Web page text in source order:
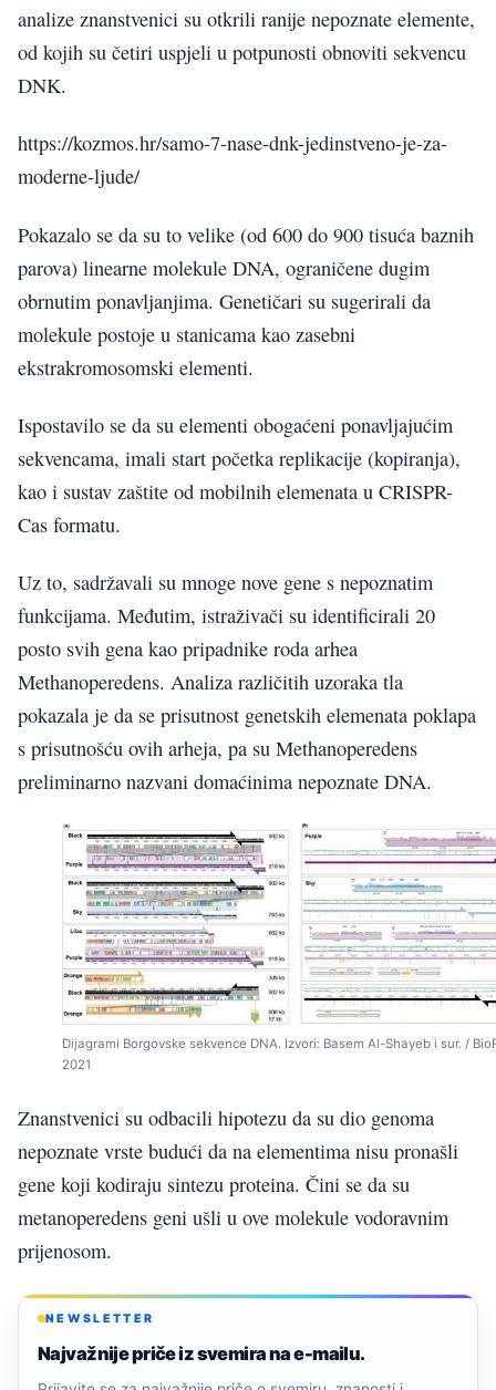
analize znanstvenici su otkrili ranije nepoznate elemente,
od kojih su četiri uspjeli u potpunosti obnoviti sekvencu
DNK.
https://kozmos.hr/samo-7-nase-dnk-jedinstveno-je-za-
moderne-ljude/
Pokazalo se da su to velike (od 600 do 900 tisuća baznih
parova) linearne molekule DNA, ograničene dugim
obrnutim ponavljanjima. Genetičari su sugerirali da
molekule postoje u stanicama kao zasebni
ekstrakromosomski elementi.
Ispostavilo se da su elementi obogaćeni ponavljajućim
sekvencama, imali start početka replikacije (kopiranja),
kao i sustav zaštite od mobilnih elemenata u CRISPR-
Cas formatu.
Uz to, sadržavali su mnoge nove gene s nepoznatim
funkcijama. Međutim, istraživači su identificirali 20
posto svih gena kao pripadnike roda arhea
Methanoperedens. Analiza različitih uzoraka tla
pokazala je da se prisutnost genetskih elemenata poklapa
s prisutnošću ovih arheja, pa su Methanoperedens
preliminarno nazvani domaćinima nepoznate DNA.
Dijagrami Borgovske sekvence DNA. Izvori: Basem Al-Shayeb i sur. /
2021
Znanstvenici su odbacili hipotezu da su dio genoma
nepoznate vrste budući da na elementima nisu pronašli
gene koji kodiraju sintezu proteina. Čini se da su
metanoperedens geni ušli u ove molekule vodoravnim
prijenosom.
NEWSLETTER
Najvažnije priče iz svemira na e-mailu.